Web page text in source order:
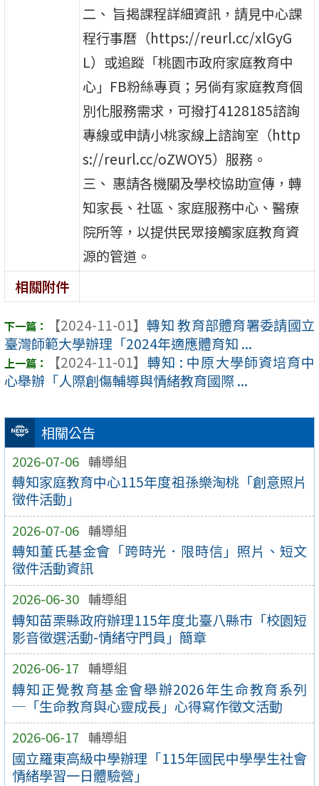
相關公告
2026-07-06 輔導組
轉知家庭教育中心115年度祖孫樂淘桃「創意照片
徵件活動」
2026-07-06 輔導組
轉知董氏基金會「跨時光．限時信」照片、短文
徵件活動資訊
2026-06-30 輔導組
轉知苗栗縣政府辦理115年度北臺八縣市「校園短
影音徵選活動-情緒守門員」簡章
2026-06-17 輔導組
轉知正覺教育基金會舉辦2026年生命教育系列
─「生命教育與心靈成長」心得寫作徵文活動
2026-06-17 輔導組
國立羅東高級中學辦理「115年國民中學學生社會
情緒學習一日體驗營」
二、 旨揭課程詳細資訊，請見中心課
程行事曆（https://reurl.cc/xlGyG
L）或追蹤「桃園市政府家庭教育中
心」FB粉絲專頁；另倘有家庭教育個
別化服務需求，可撥打4128185諮詢
專線或申請小桃家線上諮詢室（http
s://reurl.cc/oZWOY5）服務。
三、 惠請各機關及學校協助宣傳，轉
知家長、社區、家庭服務中心、醫療
院所等，以提供民眾接觸家庭教育資
源的管道。
相關附件
【2024-11-01】 轉知 教育部體育署委請國立
臺灣師範大學辦理「2024年適應體育知 ...
【2024-11-01】 轉知 : 中原大學師資培育中
心舉辦「人際創傷輔導與情緒教育國際 ...